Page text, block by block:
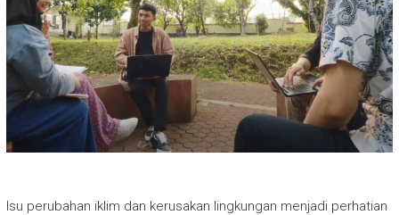
Isu perubahan iklim dan kerusakan lingkungan menjadi perhatian